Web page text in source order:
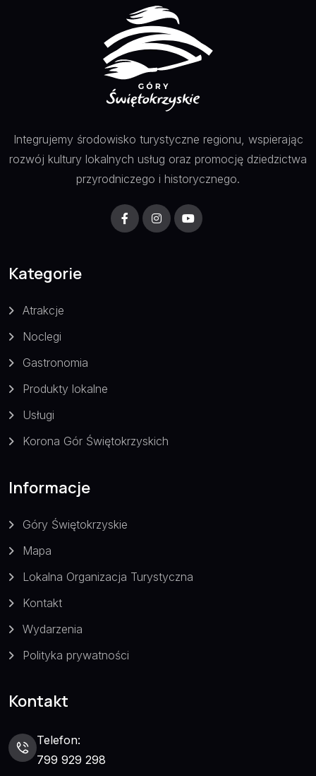
Integrujemy środowisko turystyczne regionu, wspierając
rozwój kultury lokalnych usług oraz promocję dziedzictwa
przyrodniczego i historycznego.
Kategorie
Atrakcje
Noclegi
Gastronomia
Produkty lokalne
Usługi
Korona Gór Świętokrzyskich
Informacje
Góry Świętokrzyskie
Mapa
Lokalna Organizacja Turystyczna
Kontakt
Wydarzenia
Polityka prywatności
Kontakt
Telefon:
799 929 298